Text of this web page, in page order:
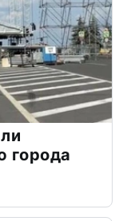
города